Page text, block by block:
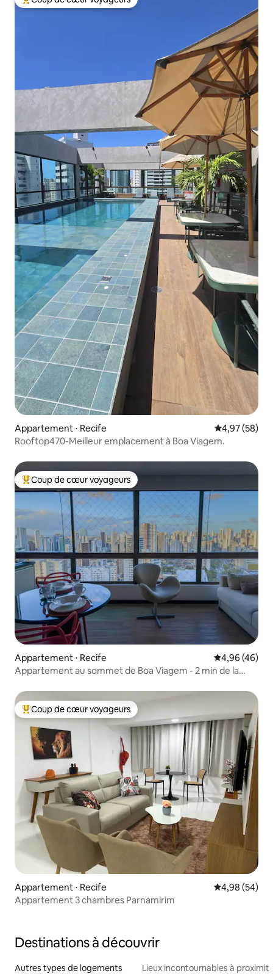
Coups de cœur voyageurs les plus appréciés
Appartement ⋅ Recife Évaluation
4,97 (58)
Rooftop470-Meilleur emplacement à Boa Viagem.
Coups de cœur voyageurs les plus appréciés
Coup de cœur voyageurs
Appartement ⋅ Recife Évaluation
4,96 (46)
Appartement au sommet de Boa Viagem - 2 min de la
Coups de cœur voyageurs les plus appréciés
Coup de cœur voyageurs
Appartement ⋅ Recife Évaluation
4,98 (54)
Appartement 3 chambres Parnamirim
Destinations à découvrir
Autres types de logements Lieux incontournables à